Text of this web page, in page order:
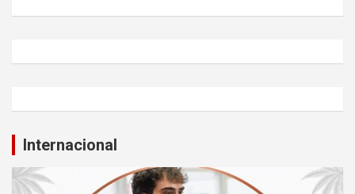
Internacional